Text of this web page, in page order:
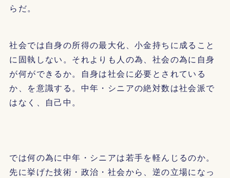
らだ。
社会では自身の所得の最大化、小金持ちに成ること
に固執しない。それよりも人の為、社会の為に自身
が何ができるか。自身は社会に必要とされている
か、を意識する。中年・シニアの絶対数は社会派で
はなく、自己中。
では何の為に中年・シニアは若手を軽んじるのか。
先に挙げた技術・政治・社会から、逆の立場になっ